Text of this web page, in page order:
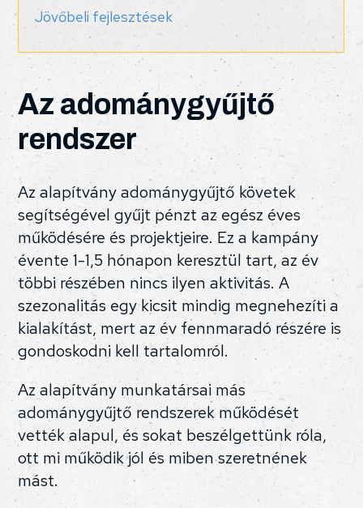
Jövőbeli fejlesztések
Az adománygyűjtő
rendszer
Az alapítvány adománygyűjtő követek
segítségével gyűjt pénzt az egész éves
működésére és projektjeire. Ez a kampány
évente 1-1,5 hónapon keresztül tart, az év
többi részében nincs ilyen aktivitás. A
szezonalitás egy kicsit mindig megnehezíti a
kialakítást, mert az év fennmaradó részére is
gondoskodni kell tartalomról.
Az alapítvány munkatársai más
adománygyűjtő rendszerek működését
vették alapul, és sokat beszélgettünk róla,
ott mi működik jól és miben szeretnének
mást.